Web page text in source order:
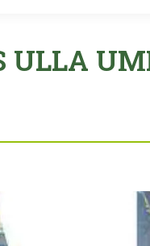
ULLA